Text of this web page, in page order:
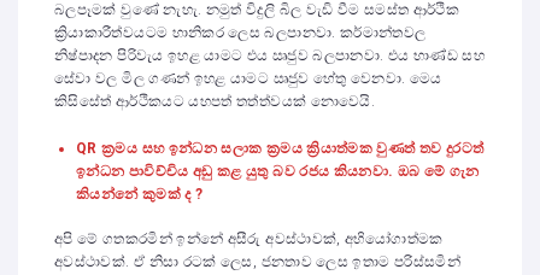
බලපෑමක් වුණේ නැහැ. නමුත් විදුලි බිල වැඩි වීම සමස්ත ආර්ථික
ක්‍රියාකාරීත්වයටම හානිකර ලෙස බලපානවා. කර්මාන්තවල
නිෂ්පාදන පිරිවැය ඉහළ යාමට එය ඍජුව බලපානවා. එය භාණ්ඩ සහ
සේවා වල මිල ගණන් ඉහළ යාමට ඍජුව හේතු වෙනවා. මෙය
කිසිසේත් ආර්ථිකයට යහපත් තත්ත්වයක් නොවෙයි.
QR ක්‍රමය සහ ඉන්ධන සලාක ක්‍රමය ක්‍රියාත්මක වුණත් තව දුරටත්
ඉන්ධන පාවිච්චිය අඩු කළ යුතු බව රජය කියනවා. ඔබ මේ ගැන
කියන්නේ කුමක් ද ?
අපි මේ ගතකරමින් ඉන්නේ අසීරු අවස්ථාවක්, අභියෝගාත්මක
අවස්ථාවක්. ඒ නිසා රටක් ලෙස, ජනතාව ලෙස ඉතාම පරිස්සමින්